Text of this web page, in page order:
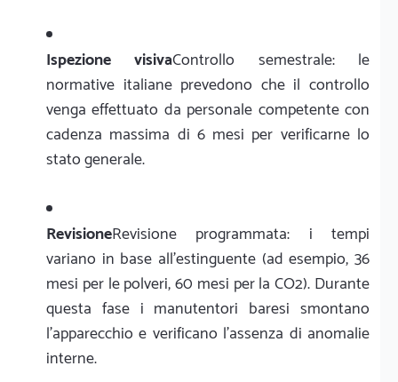
Ispezione visivaControllo semestrale: le
normative italiane prevedono che il controllo
venga effettuato da personale competente con
cadenza massima di 6 mesi per verificarne lo
stato generale.
RevisioneRevisione programmata: i tempi
variano in base all'estinguente (ad esempio, 36
mesi per le polveri, 60 mesi per la CO2). Durante
questa fase i manutentori baresi smontano
l'apparecchio e verificano l'assenza di anomalie
interne.